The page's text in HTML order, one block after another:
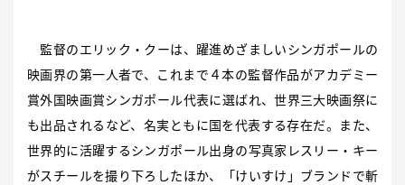
監督のエリック・クーは、躍進めざましいシンガポールの
映画界の第一人者で、これまで４本の監督作品がアカデミー
賞外国映画賞シンガポール代表に選ばれ、世界三大映画祭に
も出品されるなど、名実ともに国を代表する存在だ。また、
世界的に活躍するシンガポール出身の写真家レスリー・キー
がスチールを撮り下ろしたほか、「けいすけ」ブランドで斬